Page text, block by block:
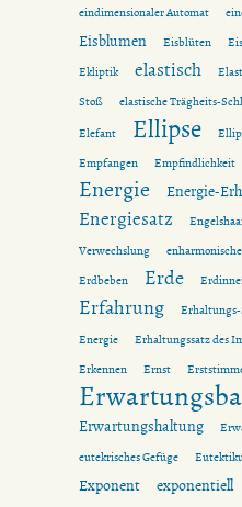
eindimensionaler Automat
Eisblumen
Eisblüten
Ekliptik
elastisch
Stoß
elastische Trägheits-
Elefant Ellipse
Empfangen Empfindlichkeit
Energie Energie-
Energiesatz
Verwechslung
Erdbeben
Erde
Erfahrung
Energie
Erhaltungssatz des
Erkennen
Ernst
Erwartungshaltung
eutekrisches Gefüge
Exponent exponentiell